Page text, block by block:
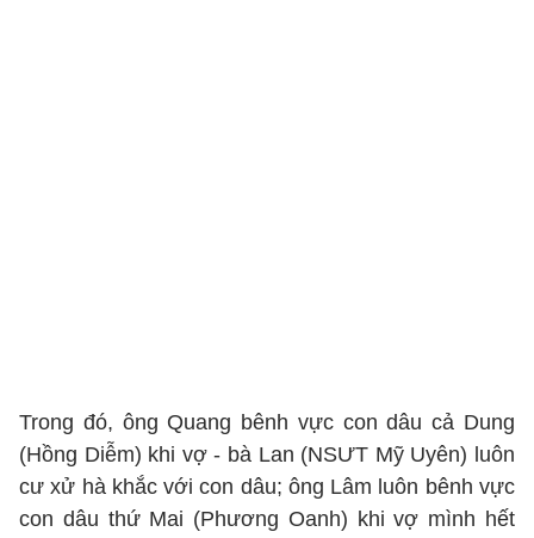
Trong đó, ông Quang bênh vực con dâu cả Dung
(Hồng Diễm) khi vợ - bà Lan (NSƯT Mỹ Uyên) luôn
cư xử hà khắc với con dâu; ông Lâm luôn bênh vực
con dâu thứ Mai (Phương Oanh) khi vợ mình hết